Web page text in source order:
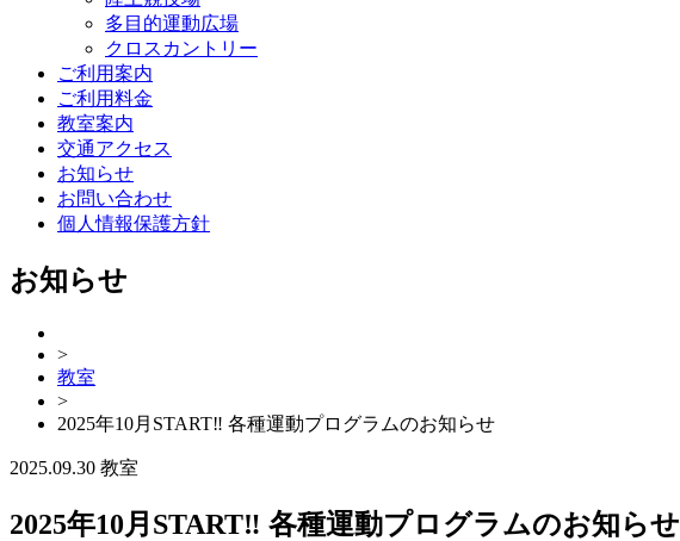
多目的運動広場
クロスカントリー
ご利用案内
ご利用料金
教室案内
交通アクセス
お知らせ
お問い合わせ
個人情報保護方針
お知らせ
>
教室
>
2025年10月START‼ 各種運動プログラムのお知らせ
2025.09.30 教室
2025年10月START‼ 各種運動プログラムのお知らせ